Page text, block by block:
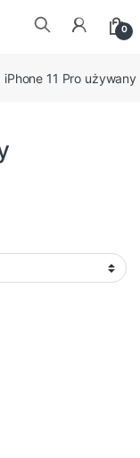
0
iPhone 11 Pro używany